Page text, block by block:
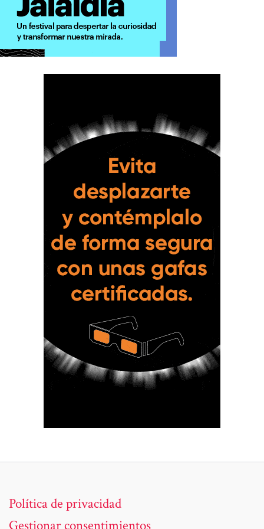
Política de privacidad
Gestionar consentimientos